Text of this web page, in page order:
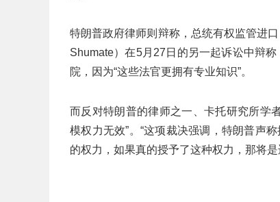
特朗普政府律师则辩称，总统有权监管进
Shumate）在5月27日的另一起诉讼中辩
院，因为“这些法官更拥有专业知识”。
而反对特朗普的律师之一、卡托研究所学
模权力无效”。“这项裁决强调，特朗普声
的权力，如果真的授予了这种权力，那将是